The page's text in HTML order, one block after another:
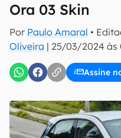
Ora 03 Skin
Por Paulo Amaral •
Oliveira | 25/03/2024 às
Assine
E-mail
Uso e Política de